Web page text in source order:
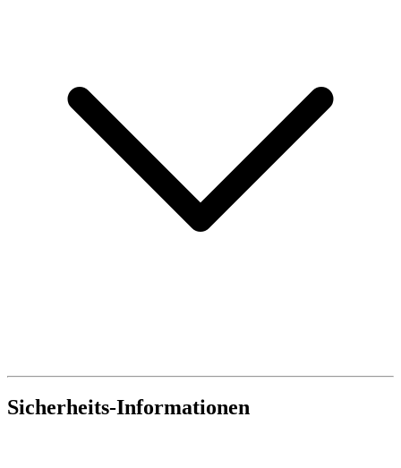
Sicherheits-Informationen